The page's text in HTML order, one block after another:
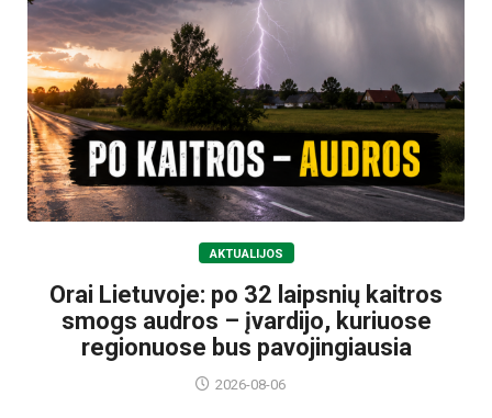
AKTUALIJOS
Orai Lietuvoje: po 32 laipsnių kaitros
smogs audros – įvardijo, kuriuose
regionuose bus pavojingiausia
2026-08-06